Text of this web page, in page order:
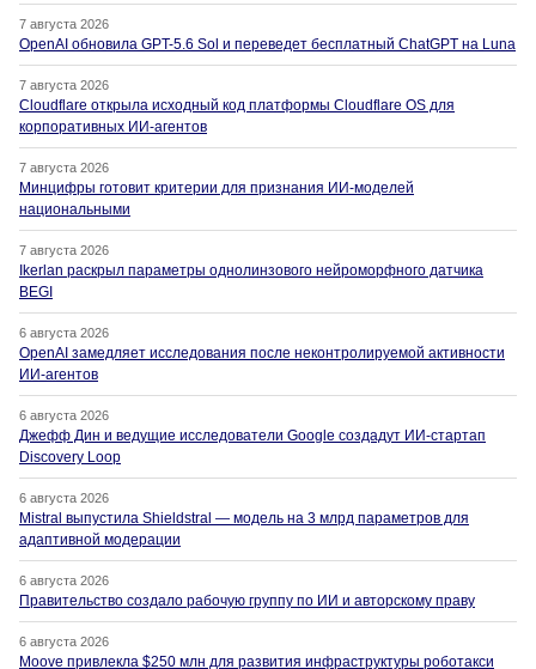
7 августа 2026
OpenAI обновила GPT-5.6 Sol и переведет бесплатный ChatGPT на Luna
7 августа 2026
Cloudflare открыла исходный код платформы Cloudflare OS для
корпоративных ИИ-агентов
7 августа 2026
Минцифры готовит критерии для признания ИИ-моделей
национальными
7 августа 2026
Ikerlan раскрыл параметры однолинзового нейроморфного датчика
BEGI
6 августа 2026
OpenAI замедляет исследования после неконтролируемой активности
ИИ-агентов
6 августа 2026
Джефф Дин и ведущие исследователи Google создадут ИИ-стартап
Discovery Loop
6 августа 2026
Mistral выпустила Shieldstral — модель на 3 млрд параметров для
адаптивной модерации
6 августа 2026
Правительство создало рабочую группу по ИИ и авторскому праву
6 августа 2026
Moove привлекла $250 млн для развития инфраструктуры роботакси